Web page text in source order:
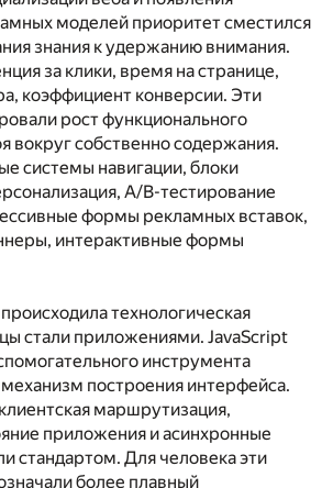
моделей приоритет сместился
знания к удержанию внимания.
за клики, время на странице,
коэффициент конверсии. Эти
рост функционального
вокруг собственно содержания.
системы навигации, блоки
A/B-тестирование
формы рекламных вставок,
интерактивные формы
технологическая
стали приложениями. JavaScript
инструмента
построения интерфейса.
маршрутизация,
приложения и асинхронные
стандартом. Для человека эти
более плавный